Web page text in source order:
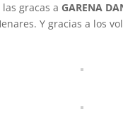
gracas a GARENA
Y gracias a los